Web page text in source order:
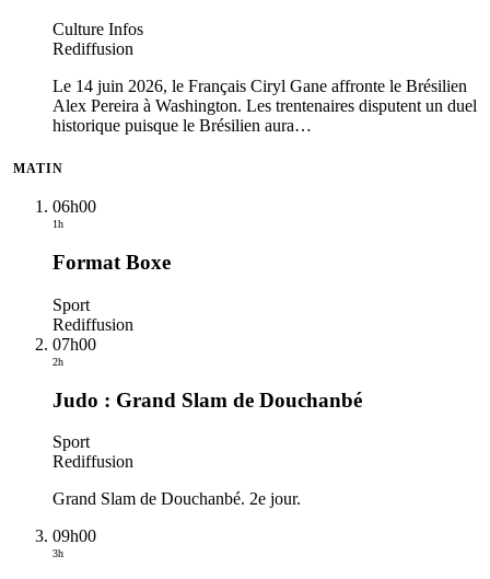
Culture Infos
Rediffusion
Le 14 juin 2026, le Français Ciryl Gane affronte le Brésilien
Alex Pereira à Washington. Les trentenaires disputent un duel
historique puisque le Brésilien aura…
MATIN
06h00
1h
Format Boxe
Sport
Rediffusion
07h00
2h
Judo : Grand Slam de Douchanbé
Sport
Rediffusion
Grand Slam de Douchanbé. 2e jour.
09h00
3h